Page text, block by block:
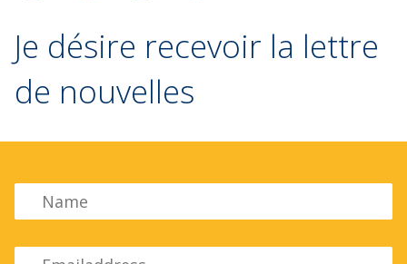
Je désire recevoir la lettre
de nouvelles
Name
Emailadress